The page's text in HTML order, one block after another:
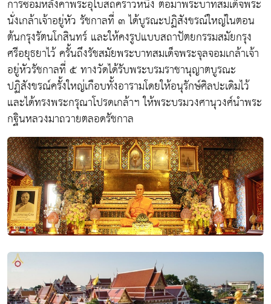
การซ่อมหลังคาพระอุโบสถคราวหนึ่ง ต่อมาพระบาทสมเด็จพระ
นั่งเกล้าเจ้าอยู่หัว รัชกาลที่ ๓ ได้บูรณะปฏิสังขรณ์ใหญ่ในตอน
ต้นกรุงรัตนโกสินทร์ และให้คงรูปแบบสถาปัตยกรรมสมัยกรุง
ศรีอยุธยาไว้ ครั้นถึงรัชสมัยพระบาทสมเด็จพระจุลจอมเกล้าเจ้า
อยู่หัวรัชกาลที่ ๕ ทางวัดได้รับพระบรมราชานุญาตบูรณะ
ปฏิสังขรณ์ครั้งใหญ่เกือบทั้งอารามโดยให้อนุรักษ์ศิลปะเดิมไว้
และได้ทรงพระกรุณาโปรดเกล้าฯ ให้พระบรมวงศานุวงศ์นำพระ
กฐินหลวงมาถวายตลอดรัชกาล